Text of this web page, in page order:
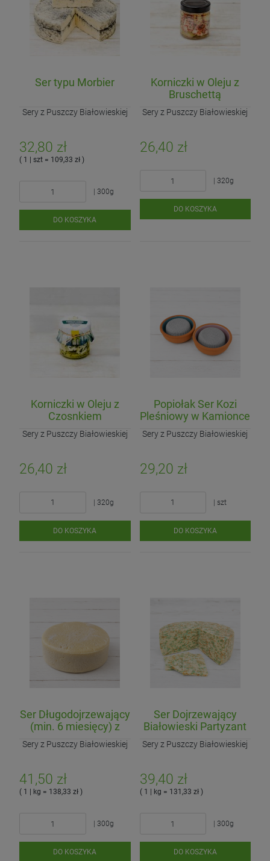
Ogórek Sałatkowy (EKO)
Jarmuż pęczek (EKO)
DO KOSZYKA
Ogórek Gruntowy Componist
DO KOSZYKA
Ser typu Morbier
Sery z Puszczy Białowieskiej
32,80 zł
( 1 | szt = 109,33 zł )
| 300g
DO KOSZYKA
Korniczki w Oleju z
Bruschettą
Sery z Puszczy Białowieskiej
26,40 zł
| 320g
DO KOSZYKA
Korniczki w Oleju z
Czosnkiem
Niedźwiedzim
Sery z Puszczy Białowieskiej
26,40 zł
| 320g
DO KOSZYKA
Popiołak Ser Kozi
Pleśniowy w Kamionce
Sery z Puszczy Białowieskiej
29,20 zł
| szt
DO KOSZYKA
Ser Długodojrzewający
(min. 6 miesięcy) z
mleka A2
Sery z Puszczy Białowieskiej
41,50 zł
( 1 | kg = 138,33 zł )
| 300g
DO KOSZYKA
Ser Dojrzewający
Białowieski Partyzant
Sery z Puszczy Białowieskiej
39,40 zł
( 1 | kg = 131,33 zł )
| 300g
DO KOSZYKA